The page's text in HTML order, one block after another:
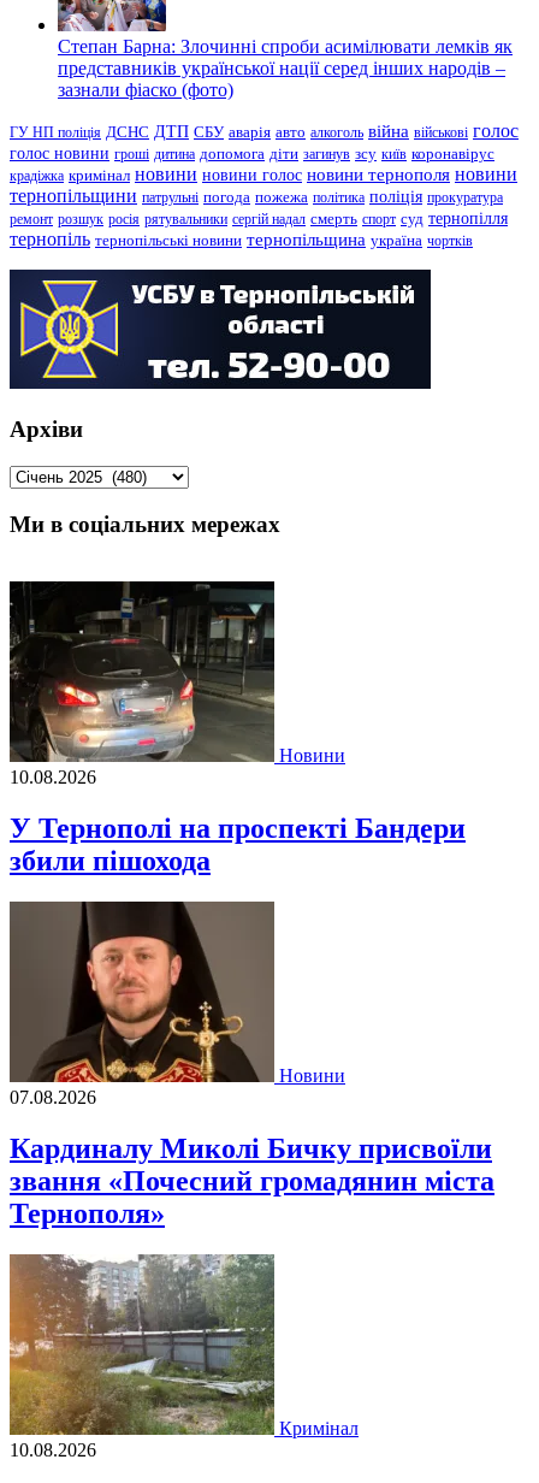
Степан Барна: Злочинні спроби асимілювати лемків як
представників української нації серед інших народів –
зазнали фіаско (фото)
ГУ НП поліція ДСНС ДТП СБУ аварія авто алкоголь війна військові голос
голос новини гроші дитина допомога діти загинув зсу київ коронавірус
крадіжка кримінал новини новини голос новини тернополя новини
тернопільщини патрульні погода пожежа політика поліція прокуратура
ремонт розшук росія рятувальники сергій надал смерть спорт суд тернопілля
тернопіль тернопільські новини тернопільщина україна чортків
Архіви
Архіви
Ми в соціальних мережах
Новини
10.08.2026
У Тернополі на проспекті Бандери
збили пішохода
Новини
07.08.2026
Кардиналу Миколі Бичку присвоїли
звання «Почесний громадянин міста
Тернополя»
Кримінал
10.08.2026